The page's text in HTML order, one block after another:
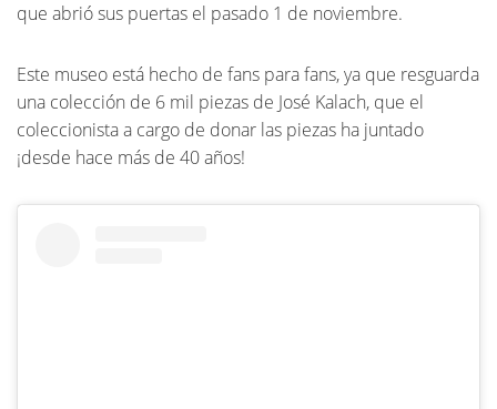
que abrió sus puertas el pasado 1 de noviembre.
Este museo está hecho de fans para fans, ya que resguarda
una colección de 6 mil piezas de José Kalach, que el
coleccionista a cargo de donar las piezas ha juntado
¡desde hace más de 40 años!